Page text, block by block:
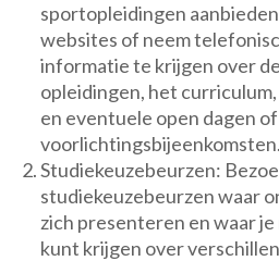
sportopleidingen
websites of neem
informatie te krijgen over
opleidingen, het
en eventuele open dagen of
voorlichtingsbijeenkomsten.
Studiekeuzebeurzen:
studiekeuzebeurzen waar
zich presenteren en waar
kunt krijgen over